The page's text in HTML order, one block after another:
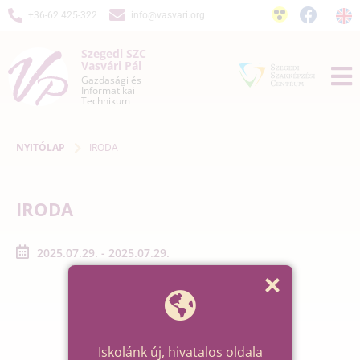
+36-62 425-322 info@vasvari.org
Szegedi SZC
Vasvári Pál
Gazdasági és
Informatikai
Technikum
NYITÓLAP IRODA
IRODA
2025.07.29. - 2025.07.29.
Iskolánk új, hivatalos oldala